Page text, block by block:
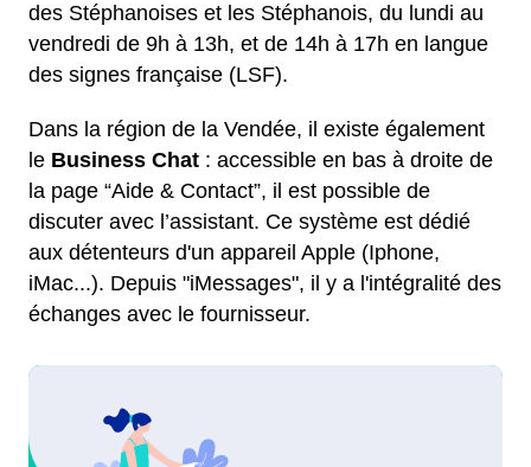
des Stéphanoises et les Stéphanois, du lundi au
vendredi de 9h à 13h, et de 14h à 17h en langue
des signes française (LSF).
Dans la région de la Vendée, il existe également
le Business Chat : accessible en bas à droite de
la page “Aide & Contact”, il est possible de
discuter avec l’assistant. Ce système est dédié
aux détenteurs d'un appareil Apple (Iphone,
iMac...). Depuis "iMessages", il y a l'intégralité des
échanges avec le fournisseur.